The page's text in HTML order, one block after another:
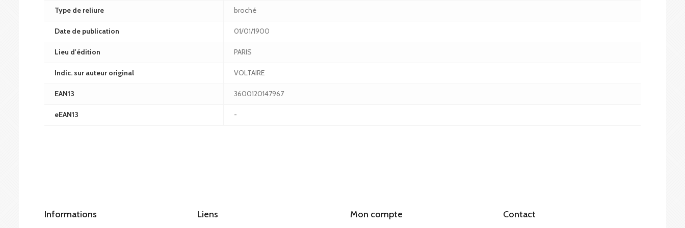
Type de reliure broché
Date de publication 01/01/1900
Lieu d'édition PARIS
Indic. sur auteur original VOLTAIRE
EAN13 3600120147967
eEAN13 -
Informations Liens Mon compte Contact